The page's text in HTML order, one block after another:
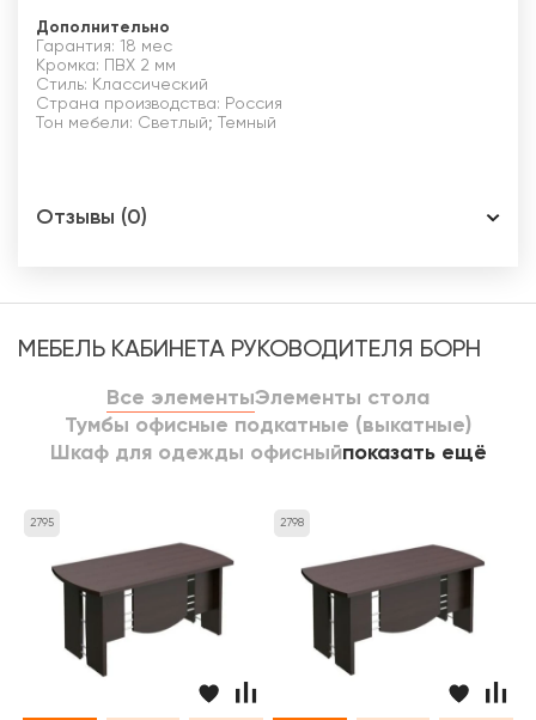
Дополнительно
Гарантия: 18 мес
Кромка: ПВХ 2 мм
Стиль: Классический
Страна производства: Россия
Тон мебели: Светлый; Темный
Отзывы (0)
МЕБЕЛЬ КАБИНЕТА РУКОВОДИТЕЛЯ БОРН
Все элементыЭлементы стола
Тумбы офисные подкатные (выкатные)
Шкаф для одежды офисныйпоказать ещё
2795 2798